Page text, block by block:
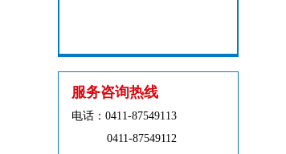
服务咨询热线
电话： 0411-87549113
0411-87549112